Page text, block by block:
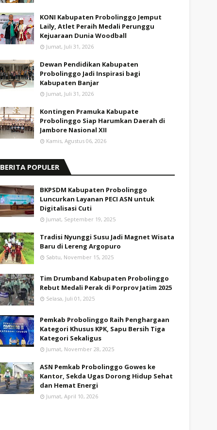
KONI Kabupaten Probolinggo Jemput
Laily, Atlet Peraih Medali Perunggu
Kejuaraan Dunia Woodball
Jumat, Juli 31, 2026
Dewan Pendidikan Kabupaten
Probolinggo Jadi Inspirasi bagi
Kabupaten Banjar
Jumat, Juli 31, 2026
Kontingen Pramuka Kabupate
Probolinggo Siap Harumkan Daerah di
Jambore Nasional XII
Kamis, Agustus 06, 2026
BERITA POPULER
BKPSDM Kabupaten Probolinggo
Luncurkan Layanan PECI ASN untuk
Digitalisasi Cuti
Jumat, September 19, 2025
Tradisi Nyunggi Susu Jadi Magnet Wisata
Baru di Lereng Argopuro
Sabtu, November 15, 2025
Tim Drumband Kabupaten Probolinggo
Rebut Medali Perak di Porprov Jatim 2025
Selasa, Juli 01, 2025
Pemkab Probolinggo Raih Penghargaan
Kategori Khusus KPK, Sapu Bersih Tiga
Kategori Sekaligus
Jumat, November 28, 2025
ASN Pemkab Probolinggo Gowes ke
Kantor, Sekda Ugas Dorong Hidup Sehat
dan Hemat Energi
Jumat, April 10, 2026